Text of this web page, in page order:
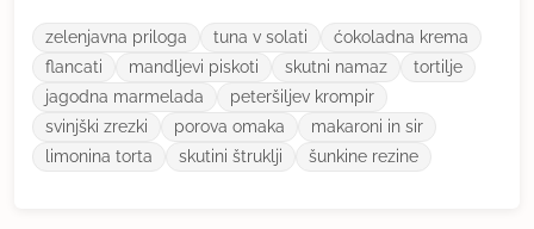
zelenjavna priloga tuna v solati
ćokoladna krema
flancati
mandljevi piskoti skutni namaz
tortilje
jagodna marmelada
peteršiljev krompir
svinjški zrezki
porova omaka
makaroni in sir
limonina torta
skutini štruklji šunkine rezine